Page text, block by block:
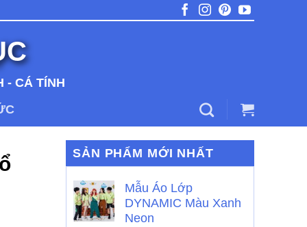
- CÁ TÍNH
SẢN PHẨM MỚI NHẤT
Mẫu Áo Lớp
DYNAMIC Màu Xanh
Neon